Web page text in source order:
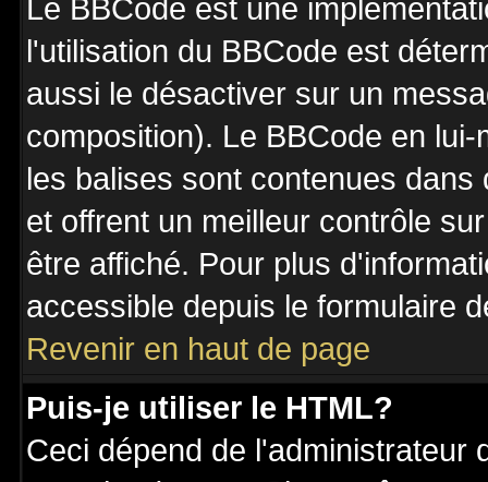
Le BBCode est une
l'utilisation du BBCode est
aussi le désactiver sur un
composition). Le BBCode en
les balises sont contenues
et offrent un meilleur contrôle
être affiché. Pour plus
accessible depuis le formulaire
Revenir en haut de page
Puis-je utiliser le HTML?
Ceci dépend de l'administrateur